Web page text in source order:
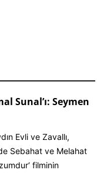
Sunal’ı: Seymen
Evli ve Zavallı,
Sebahat ve Melahat
filminin